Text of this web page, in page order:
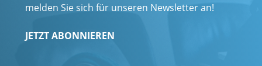
melden Sie sich für unseren Newsletter an!
JETZT ABONNIEREN